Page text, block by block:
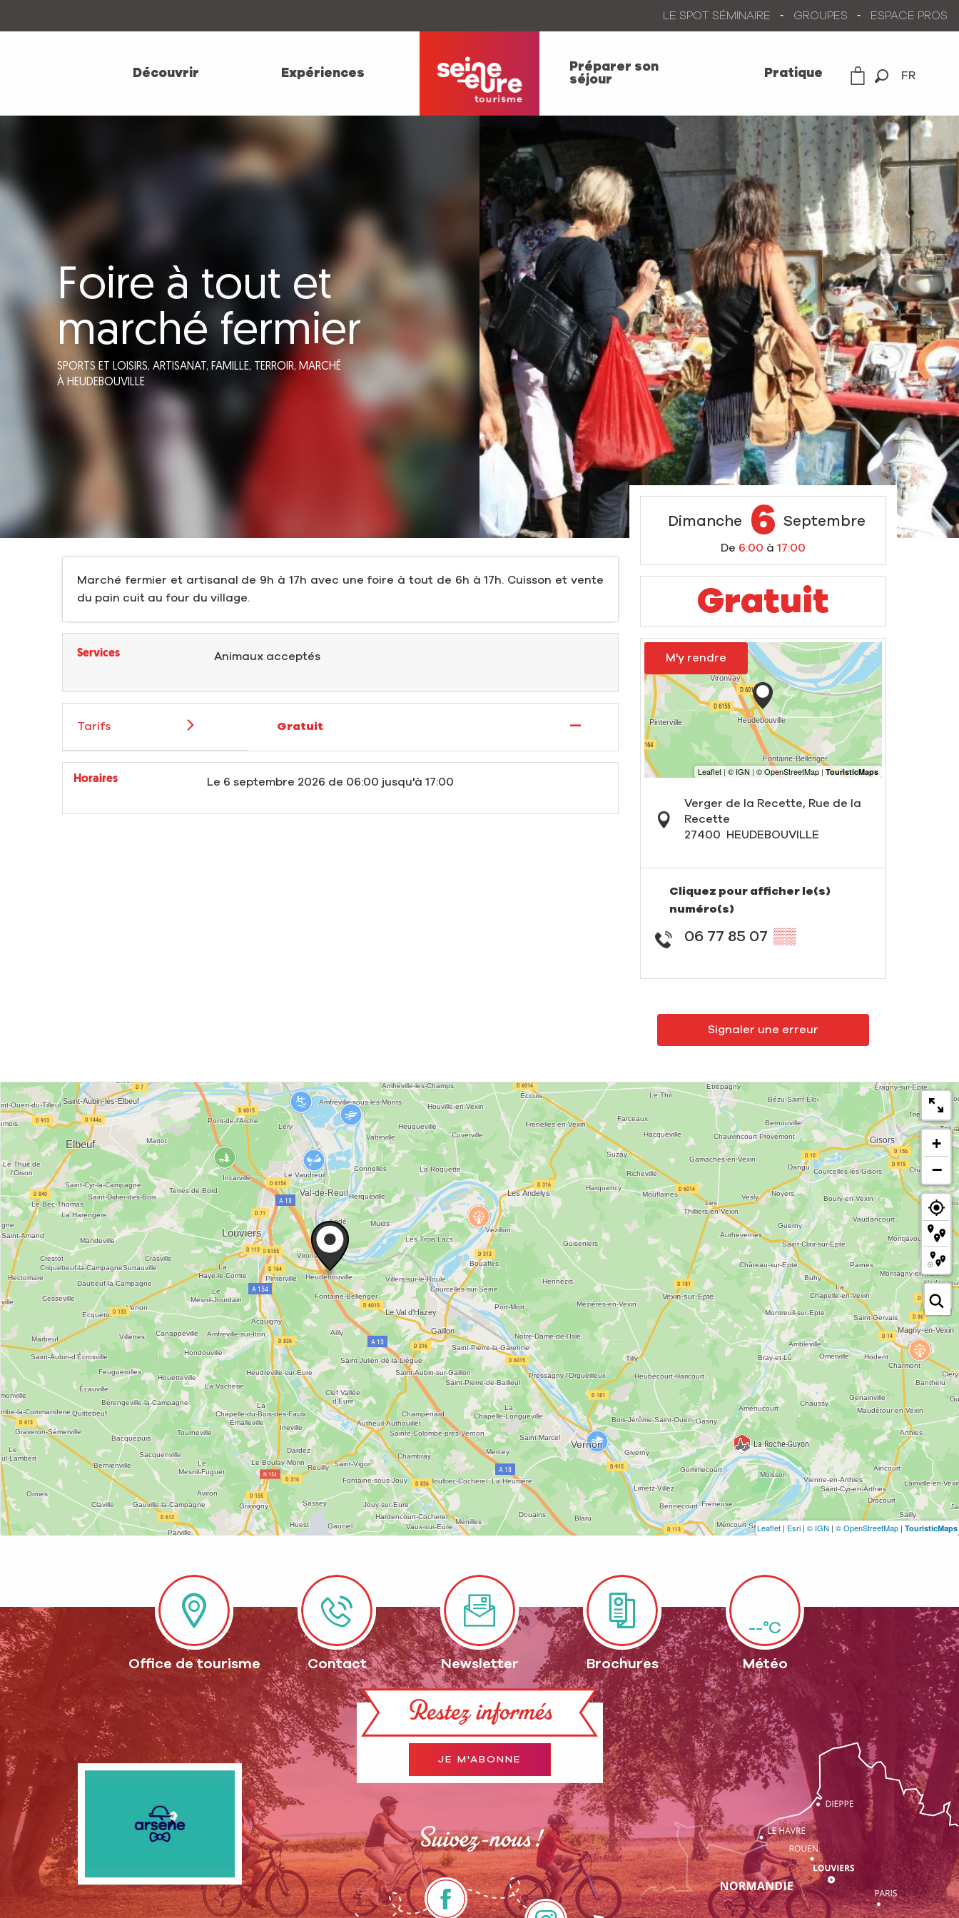
FR
LE SPOT SÉMINAIRE GROUPES ESPACE PROS
Découvrir Expériences
Préparer son
séjour
Pratique
Foire à tout et
marché fermier
SPORTS ET LOISIRS, ARTISANAT, FAMILLE, TERROIR, MARCHÉ
À HEUDEBOUVILLE
Marché fermier et artisanal de 9h à 17h avec une foire à tout de 6h à 17h. Cuisson et vente
du pain cuit au four du village.
Services Animaux acceptés
Tarifs Gratuit —
Horaires Le 6 septembre 2026 de 06:00 jusqu'à 17:00
Dimanche 6 Septembre
De 6:00 à 17:00
Gratuit
M'y rendre
Verger de la Recette, Rue de la
Recette
27400
HEUDEBOUVILLE
Cliquez pour afficher le(s)
numéro(s)
06 77 85 07 ▒▒
Signaler une erreur
+
−
Leaflet | Esri | © IGN | © OpenStreetMap | TouristicMaps
Office de tourisme Contact Newsletter Brochures
--°C
Météo
Restez informés
JE M'ABONNE
Suivez-nous !